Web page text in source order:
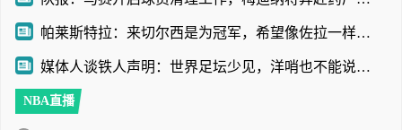
帕莱斯特拉：来切尔西是为冠军，希望像佐拉一样成为蓝军传奇
媒体人谈铁人声明：世界足坛少见，洋哨也不能说判罚就没问题
NBA直播